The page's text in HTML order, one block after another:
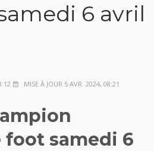
6 avril
MISE À JOUR 5 AVR. 2024, 08:21
samedi 6